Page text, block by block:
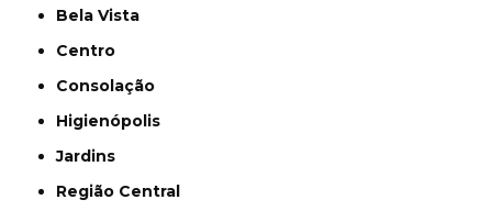
Bela Vista
Centro
Consolação
Higienópolis
Jardins
Região Central